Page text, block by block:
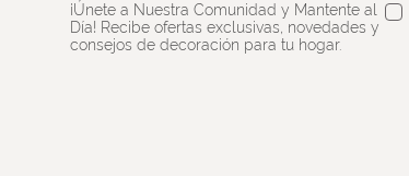
¡Únete a Nuestra Comunidad y Mantente al
Día! Recibe ofertas exclusivas, novedades y
consejos de decoración para tu hogar.